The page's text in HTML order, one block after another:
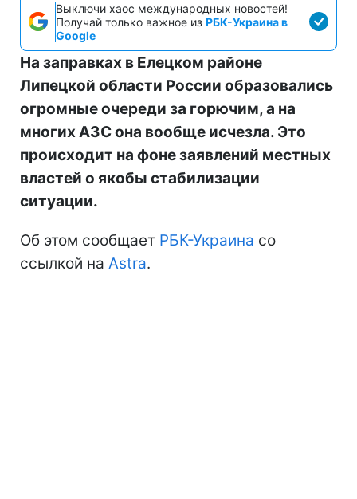
Выключи хаос международных новостей!
Получай только важное из РБК-Украина в
Google
На заправках в Елецком районе
Липецкой области России образовались
огромные очереди за горючим, а на
многих АЗС она вообще исчезла. Это
происходит на фоне заявлений местных
властей о якобы стабилизации
ситуации.
Об этом сообщает РБК-Украина со
ссылкой на Astra.